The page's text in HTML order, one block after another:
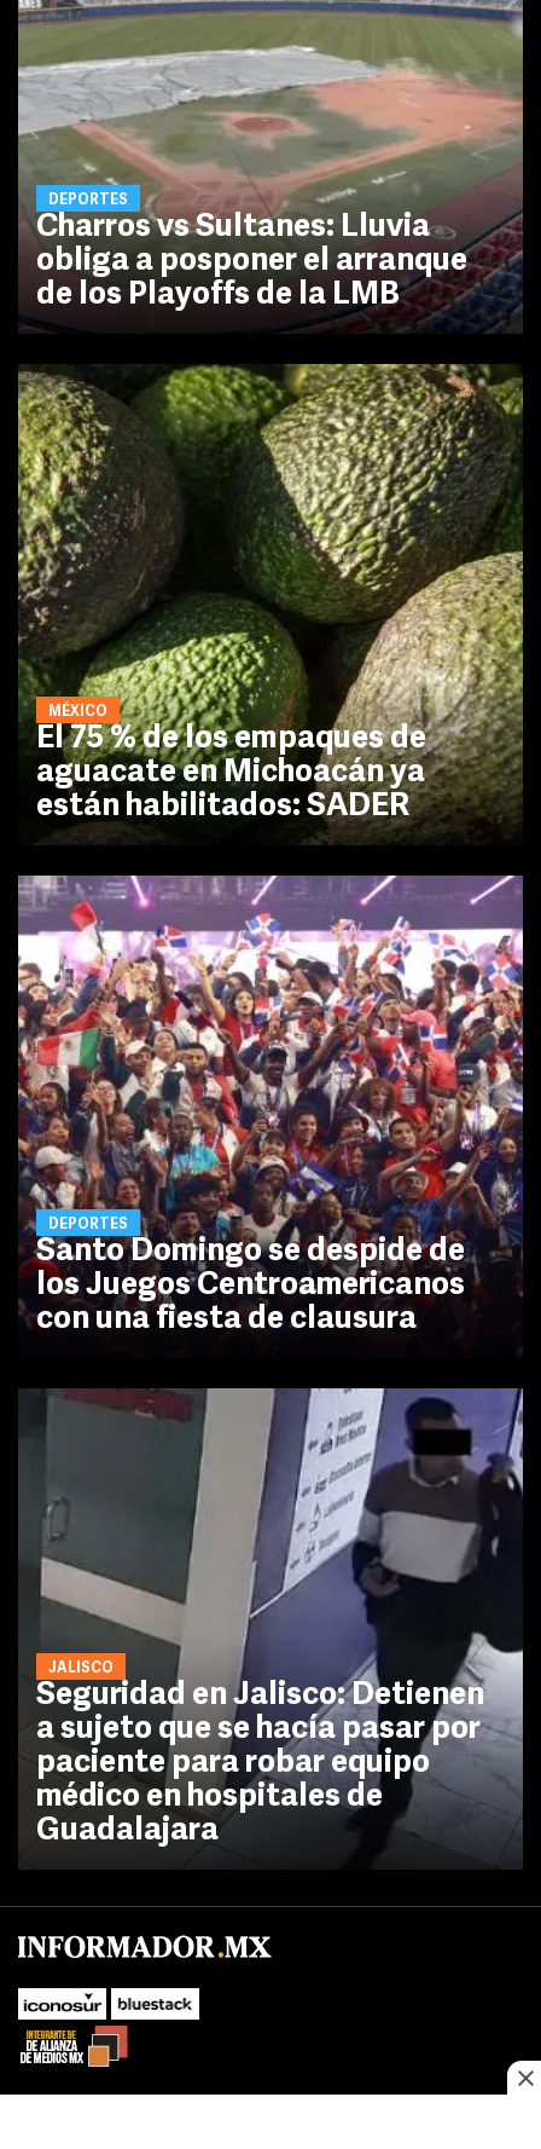
DEPORTES
Charros vs Sultanes: Lluvia
obliga a posponer el arranque
de los Playoffs de la LMB
MÉXICO
El 75 % de los empaques de
aguacate en Michoacán ya
están habilitados: SADER
DEPORTES
Santo Domingo se despide de
los Juegos Centroamericanos
con una fiesta de clausura
JALISCO
Seguridad en Jalisco: Detienen
a sujeto que se hacía pasar por
paciente para robar equipo
médico en hospitales de
Guadalajara